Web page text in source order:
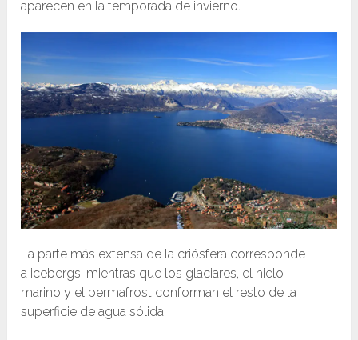
aparecen en la temporada de invierno.
La parte más extensa de la criósfera corresponde
a icebergs, mientras que los glaciares, el hielo
marino y el permafrost conforman el resto de la
superficie de agua sólida.